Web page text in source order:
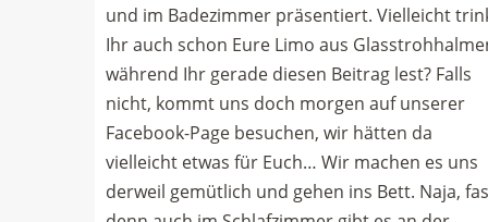
und im Badezimmer präsentiert. Vielleicht
Ihr auch schon Eure Limo aus
während Ihr gerade diesen Beitrag lest? Falls
nicht, kommt uns doch morgen auf unserer
Facebook-Page besuchen, wir hätten da
vielleicht etwas für Euch… Wir machen es uns
derweil gemütlich und gehen ins Bett. Naja,